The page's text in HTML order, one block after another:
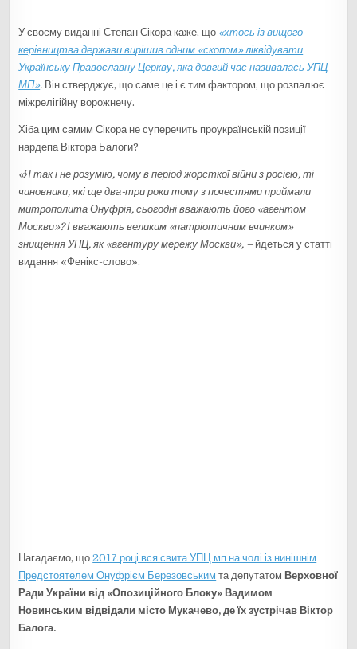
У своєму виданні Степан Сікора каже, що «хтось із вищого
керівництва держави вирішив одним «скопом» ліквідувати
Українську Православну Церкву, яка довгий час називалась УПЦ
МП». Він стверджує, що саме це і є тим фактором, що розпалює
міжрелігійну ворожнечу.
Хіба цим самим Сікора не суперечить проукраїнській позиції
нардепа Віктора Балоги?
«Я так і не розумію, чому в період жорсткої війни з росією, ті
чиновники, які ще два-три роки тому з почестями приймали
митрополита Онуфрія, сьогодні вважають його «агентом
Москви»? І вважають великим «патріотичним вчинком»
знищення УПЦ, як «агентуру мережу Москви», – йдеться у статті
видання «Фенікс-слово».
Нагадаємо, що2017 році вся свита УПЦ мп на чолі із нинішнім
Предстоятелем Онуфрієм Березовським та депутатом Верховної
Ради України від «Опозиційного Блоку» Вадимом
Новинським відвідали місто Мукачево, де їх зустрічав Віктор
Балога.